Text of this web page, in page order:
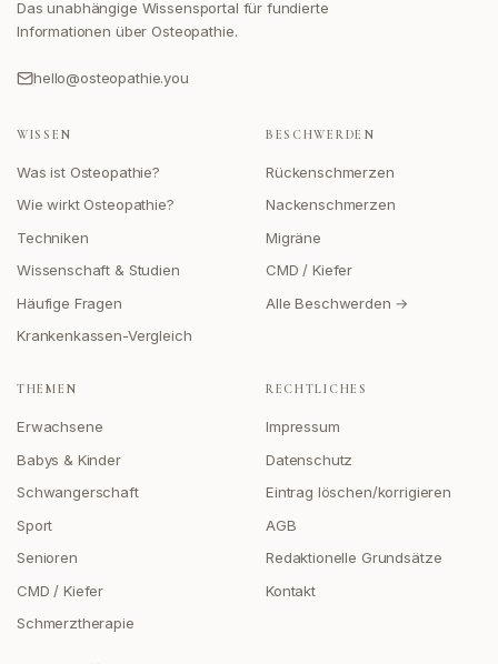
Das unabhängige Wissensportal für fundierte
Informationen über Osteopathie.
hello@osteopathie.you
WISSEN
Was ist Osteopathie?
Wie wirkt Osteopathie?
Techniken
Wissenschaft & Studien
Häufige Fragen
Krankenkassen-Vergleich
BESCHWERDEN
Rückenschmerzen
Nackenschmerzen
Migräne
CMD / Kiefer
Alle Beschwerden →
THEMEN
Erwachsene
Babys & Kinder
Schwangerschaft
Sport
Senioren
CMD / Kiefer
Schmerztherapie
RECHTLICHES
Impressum
Datenschutz
Eintrag löschen/korrigieren
AGB
Redaktionelle Grundsätze
Kontakt